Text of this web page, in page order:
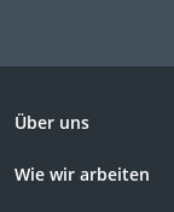
Über uns
Wie wir arbeiten